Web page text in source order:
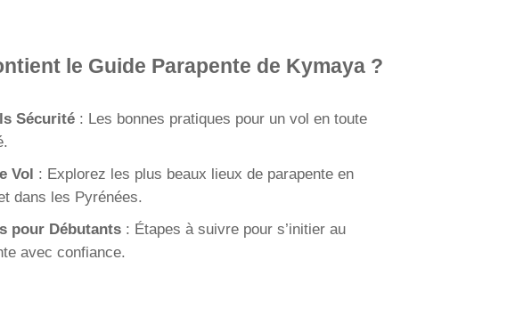
le Guide Parapente de Kymaya ?
Sécurité: Les bonnes pratiques pour un vol en toute
Vol : Explorez les plus beaux lieux de parapente en
dans les Pyrénées.
pour Débutants: Étapes à suivre pour s’initier au
avec confiance.